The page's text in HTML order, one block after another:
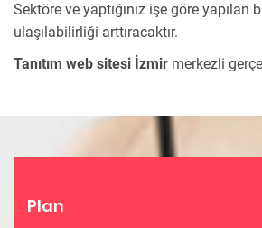
Sektöre ve yaptığınız işe göre yapılan
ulaşılabilirliği arttıracaktır.
Tanıtım web sitesi İzmir merkezli
Plan